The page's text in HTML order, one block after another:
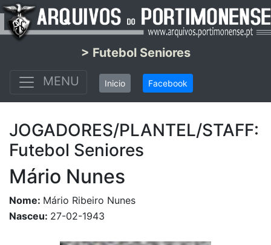
> Futebol Seniores
MENU
Inicio Facebook
JOGADORES/PLANTEL/STAFF:
Futebol Seniores
Mário Nunes
Nome: Mário Ribeiro Nunes
Nasceu: 27-02-1943